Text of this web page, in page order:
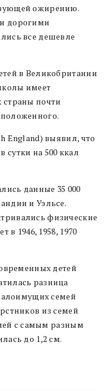
ожирению.
дорогими
все дешевле
в Великобритании
имеет
страны почти
England) выявил, что
на 500 ккал
данные 35 000
и Уэльсе.
физические
в 1946, 1958, 1970
детей
разница
семей
из семей
с самым разным
до 1,2 см.